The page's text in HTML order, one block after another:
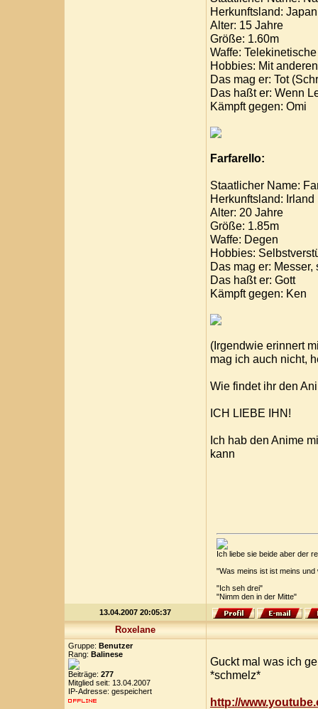
Herkunftsland: Japan
Alter: 15 Jahre
Größe: 1.60m
Waffe:
Hobbies: Mit
Das mag er: Tot
Das haßt er: Wenn
Kämpft gegen: Omi
Farfarello:
Staatlicher Name:
Herkunftsland: Irland
Alter: 20 Jahre
Größe: 1.85m
Waffe: Degen
Hobbies:
Das mag er: Messer,
Das haßt er: Gott
Kämpft gegen: Ken
(Irgendwie erinnert
mag ich auch nicht,
Wie findet ihr den
ICH LIEBE IHN!
Ich hab den Anime
kann
Ich liebe sie beide aber der
"Was meins ist ist meins
"Ich seh drei"
"Nimm den in der Mitte"
13.04.2007 20:05:37
Roxelane
Gruppe: Benutzer
Rang: Balinese
Beiträge: 277
Mitglied seit: 13.04.2007
IP-Adresse: gespeichert
Guckt mal was ich
*schmelz*
http://